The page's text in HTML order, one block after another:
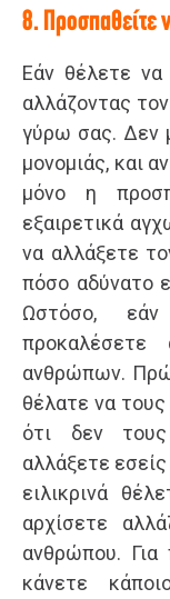
8. Προσπαθείτε
Εάν θέλετε να
αλλάζοντας
γύρω σας. Δεν
μονομιάς, και
μόνο η
εξαιρετικά
να αλλάξετε
πόσο αδύνατο
Ωστόσο,
ανθρώπων.
θέλατε να
ότι δεν
αλλάξετε
ειλικρινά
αρχίσετε
ανθρώπου. Για
κάνετε